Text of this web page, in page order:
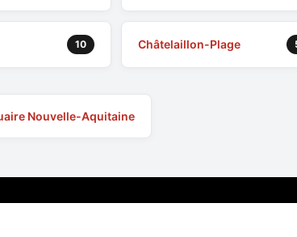
10 Châtelaillon-Plage
Nouvelle-Aquitaine